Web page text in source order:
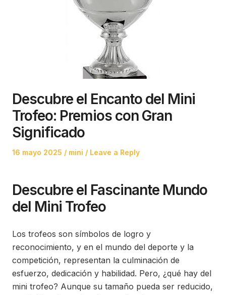
Descubre el Encanto del Mini
Trofeo: Premios con Gran
Significado
Posted
16 mayo 2025
Posted
mini Leave a Reply
Descubre el Fascinante Mundo
del Mini Trofeo
Los trofeos son símbolos de logro y
reconocimiento, y en el mundo del deporte y la
competición, representan la culminación de
esfuerzo, dedicación y habilidad. Pero, ¿qué hay del
mini trofeo? Aunque su tamaño pueda ser reducido,